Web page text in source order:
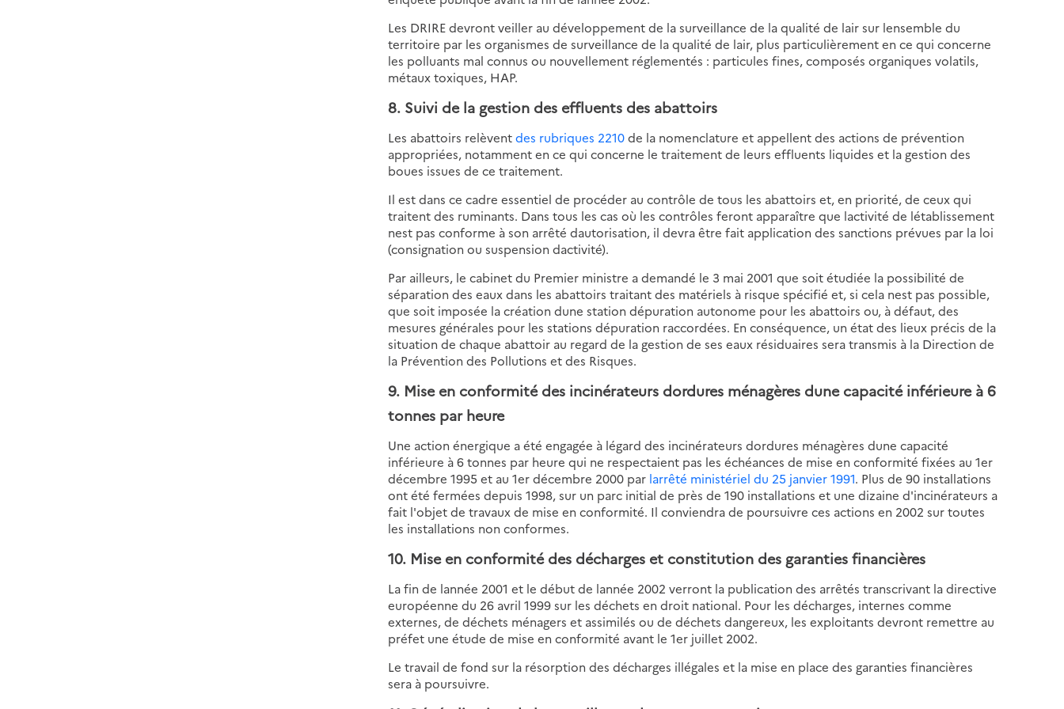
Les DRIRE devront veiller au développement de la surveillance de la qualité de lair sur lensemble du
territoire par les organismes de surveillance de la qualité de lair, plus particulièrement en ce qui concerne
les polluants mal connus ou nouvellement réglementés : particules fines, composés organiques volatils,
métaux toxiques, HAP.
8. Suivi de la gestion des effluents des abattoirs
Les abattoirs relèventdes rubriques 2210de la nomenclature et appellent des actions de prévention
appropriées, notamment en ce qui concerne le traitement de leurs effluents liquides et la gestion des
boues issues de ce traitement.
Il est dans ce cadre essentiel de procéder au contrôle de tous les abattoirs et, en priorité, de ceux qui
traitent des ruminants. Dans tous les cas où les contrôles feront apparaître que lactivité de létablissement
nest pas conforme à son arrêté dautorisation, il devra être fait application des sanctions prévues par la loi
(consignation ou suspension dactivité).
Par ailleurs, le cabinet du Premier ministre a demandé le 3 mai 2001 que soit étudiée la possibilité de
séparation des eaux dans les abattoirs traitant des matériels à risque spécifié et, si cela nest pas possible,
que soit imposée la création dune station dépuration autonome pour les abattoirs ou, à défaut, des
mesures générales pour les stations dépuration raccordées. En conséquence, un état des lieux précis de la
situation de chaque abattoir au regard de la gestion de ses eaux résiduaires sera transmis à la Direction de
la Prévention des Pollutions et des Risques.
9. Mise en conformité des incinérateurs dordures ménagères dune capacité inférieure à 6
tonnes par heure
Une action énergique a été engagée à légard des incinérateurs dordures ménagères dune capacité
inférieure à 6 tonnes par heure qui ne respectaient pas les échéances de mise en conformité fixées au 1er
décembre 1995 et au 1er décembre 2000 par larrêté ministériel du 25 janvier 1991. Plus de 90 installations
ont été fermées depuis 1998, sur un parc initial de près de 190 installations et une dizaine d'incinérateurs a
fait l'objet de travaux de mise en conformité. Il conviendra de poursuivre ces actions en 2002 sur toutes
les installations non conformes.
10. Mise en conformité des décharges et constitution des garanties financières
La fin de lannée 2001 et le début de lannée 2002 verront la publication des arrêtés transcrivant la directive
européenne du 26 avril 1999 sur les déchets en droit national. Pour les décharges, internes comme
externes, de déchets ménagers et assimilés ou de déchets dangereux, les exploitants devront remettre au
préfet une étude de mise en conformité avant le 1er juillet 2002.
Le travail de fond sur la résorption des décharges illégales et la mise en place des garanties financières
sera à poursuivre.